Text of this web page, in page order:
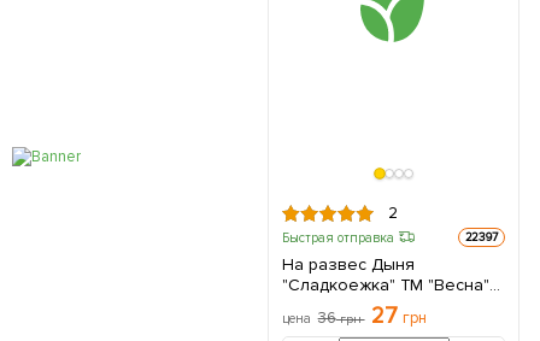
2
Быстрая отправка 22397
На развес Дыня
"Сладкоежка" ТМ "Весна"
цена 36грн 27 грн